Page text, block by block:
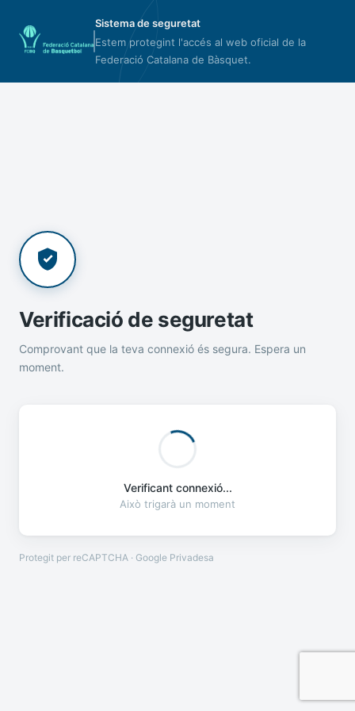
Sistema de seguretat
Estem protegint l'accés al web oficial de la
Federació Catalana de Bàsquet.
Verificació de seguretat
Comprovant que la teva connexió és segura. Espera un
moment.
Verificant connexió...
Això trigarà un moment
Protegit per reCAPTCHA · Google Privadesa